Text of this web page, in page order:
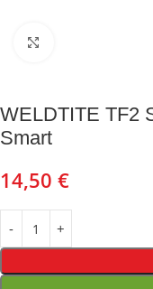
Kliknite za
WELDTITE TF2
Smart
14,50 €